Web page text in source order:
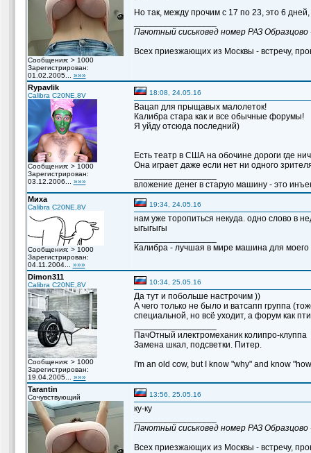
Сообщения: > 1000
Зарегистрирован:
01.02.2005... »»»
Но так, между прочим с 17 по 23, это 6
Пачотный сиськовед номер РАЗ
Всех приезжающих из Москвы - встречу,
Rypavlik
Calibra C20NE,8V
Сообщения: > 1000
Зарегистрирован:
03.12.2006... »»»
18:08, 24.05.16
Вацап для прыщавых малолеток!
Калибра стара как и все обычные форумы!
Я уйду отсюда последний)
Есть театр в США на обочине дороги где
Она играет даже если нет ни одного
вложение денег в старую машину - это
Миха
Calibra C20NE,8V
Сообщения: > 1000
Зарегистрирован:
04.11.2004... »»»
19:34, 24.05.16
нам уже торопиться некуда. одно слово в
ыгыгыгы
Калибра - лучшая в мире машина для моего
Dimon311
Calibra C20NE,8V
Сообщения: > 1000
Зарегистрирован:
19.04.2005... »»»
10:34, 25.05.16
Да тут и побольше настрочим ))
А чего только не было и ватсапп группа
специальной, но всё уходит, а форум как
ПачОтный илектромеханик колипро-клуппа
Замена шкал, подсветки. Питер.
I'm an old cow, but I know "why" and know
Tarantin
Сочувствующий 13:56, 25.05.16
ку-ку
Пачотный сиськовед номер РАЗ
Всех приезжающих из Москвы - встречу,